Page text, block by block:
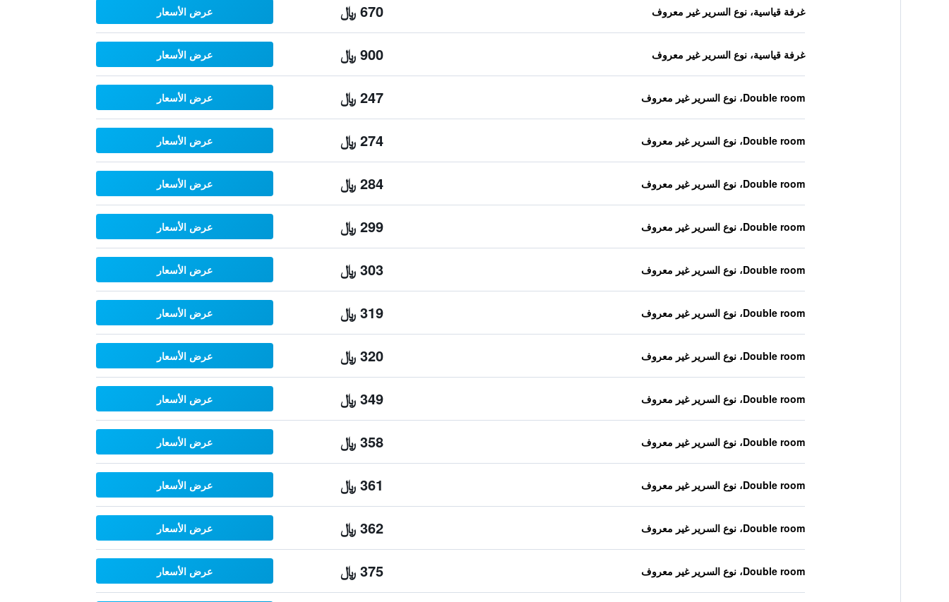
غرفة قياسية، نوع السرير غير معروف 670 ﷼ عرض الأسعار
غرفة قياسية، نوع السرير غير معروف 900 ﷼ عرض الأسعار
Double room، نوع السرير غير معروف 247 ﷼ عرض الأسعار
Double room، نوع السرير غير معروف 274 ﷼ عرض الأسعار
Double room، نوع السرير غير معروف 284 ﷼ عرض الأسعار
Double room، نوع السرير غير معروف 299 ﷼ عرض الأسعار
Double room، نوع السرير غير معروف 303 ﷼ عرض الأسعار
Double room، نوع السرير غير معروف 319 ﷼ عرض الأسعار
Double room، نوع السرير غير معروف 320 ﷼ عرض الأسعار
Double room، نوع السرير غير معروف 349 ﷼ عرض الأسعار
Double room، نوع السرير غير معروف 358 ﷼ عرض الأسعار
Double room، نوع السرير غير معروف 361 ﷼ عرض الأسعار
Double room، نوع السرير غير معروف 362 ﷼ عرض الأسعار
Double room، نوع السرير غير معروف 375 ﷼ عرض الأسعار